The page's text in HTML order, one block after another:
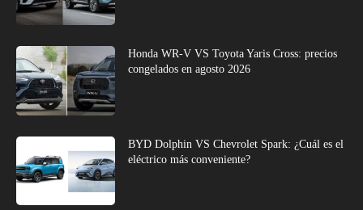
Honda WR-V VS Toyota Yaris Cross: precios
congelados en agosto 2026
BYD Dolphin VS Chevrolet Spark: ¿Cuál es el
eléctrico más conveniente?